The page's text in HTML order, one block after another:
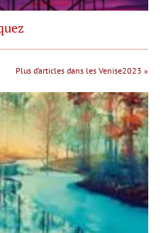
Plus d’articles dans les Venise2023 »